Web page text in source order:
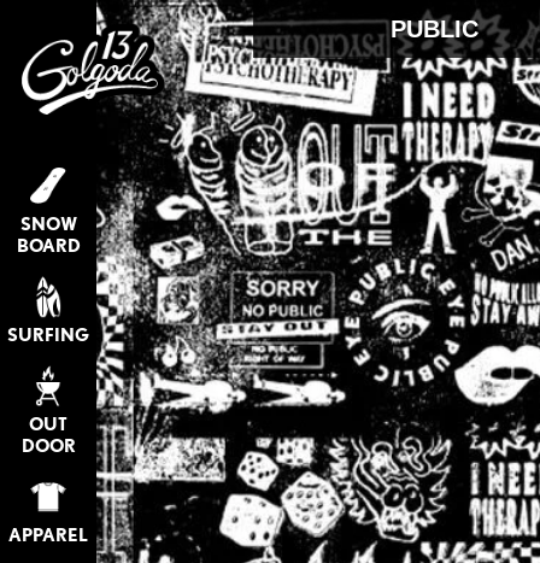
SNOW
BOARD
SURFING
OUT
DOOR
APPAREL
PUBLIC